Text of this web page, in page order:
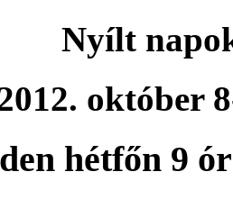
Nyílt
október
hétfőn 9